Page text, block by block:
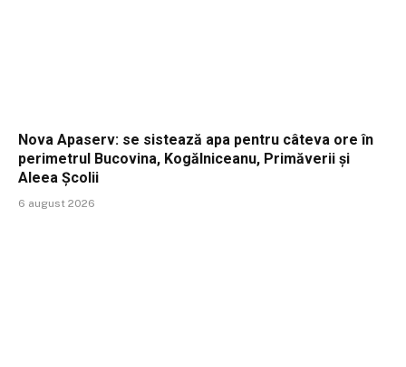
Nova Apaserv: se sistează apa pentru câteva ore în
perimetrul Bucovina, Kogălniceanu, Primăverii și
Aleea Școlii
6 august 2026